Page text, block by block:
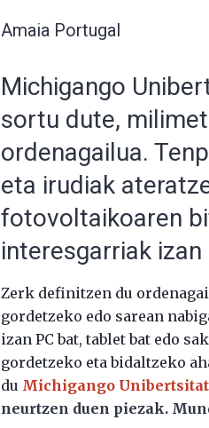
Amaia Portugal
Michigango
sortu dute,
ordenagailua.
eta irudiak
fotovoltaikoaren
interesgarriak
Zerk definitzen du
gordetzeko edo sarean
izan PC bat, tablet bat edo
gordetzeko eta bidaltzeko
du Michigango
neurtzen duen piezak.